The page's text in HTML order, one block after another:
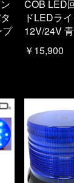
プ
COB LED
ドLEDラ
12V/24V
￥15,900